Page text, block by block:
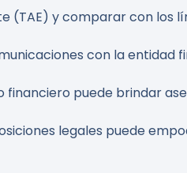
(TAE) y comparar con los
con la entidad
puede brindar
legales puede